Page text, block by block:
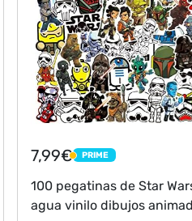
7,99€ PRIME
PRIME
100 pegatinas de Star
agua vinilo dibujos